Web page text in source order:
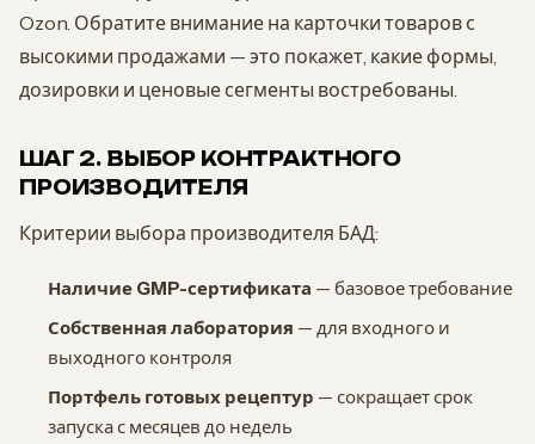
Ozon. Обратите внимание на карточки товаров с
высокими продажами — это покажет, какие формы,
дозировки и ценовые сегменты востребованы.
ШАГ 2. ВЫБОР КОНТРАКТНОГО
ПРОИЗВОДИТЕЛЯ
Критерии выбора производителя БАД:
Наличие GMP-сертификата — базовое требование
Собственная лаборатория — для входного и
выходного контроля
Портфель готовых рецептур — сокращает срок
запуска с месяцев до недель